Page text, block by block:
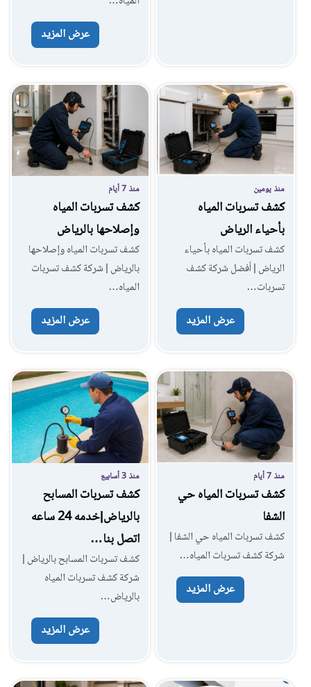
عرض المزيد
منذ يومين
كشف تسربات المياه
بأحياء الرياض
كشف تسربات المياه بأحياء
الرياض | أفضل شركة كشف
تسربات…
عرض المزيد
منذ 7 أيام
كشف تسربات المياه
وإصلاحها بالرياض
كشف تسربات المياه وإصلاحها
بالرياض | شركة كشف تسربات
المياه…
عرض المزيد
منذ 7 أيام
كشف تسربات المياه حي
الشفا
كشف تسربات المياه حي الشفا |
شركة كشف تسربات المياه…
عرض المزيد
منذ 3 أسابيع
كشف تسربات المسابح
بالرياض|خدمه 24 ساعه
اتصل بنا…
كشف تسربات المسابح بالرياض |
شركة كشف تسربات المياه
بالرياض…
عرض المزيد